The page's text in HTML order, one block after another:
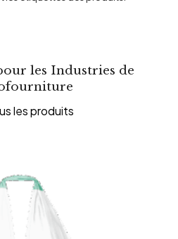
les Industries de
les produits